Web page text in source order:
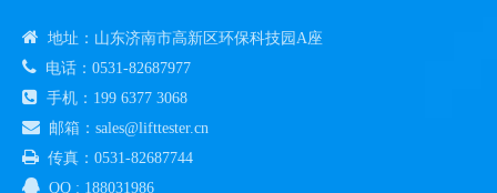
四、操作及软件
载及根据要求半自动加载，可以作顺时针方向和逆时针方
向的测量力矩。
2、专用检定软件，具有可选择预置式、数据记录、自
 地址：山东济南市高新区环保科技园A座
 电话：0531-82687977
 手机：199 6377 3068
 邮箱：sales@lifttester.cn
 传真：0531-82687744
 QQ : 188031986